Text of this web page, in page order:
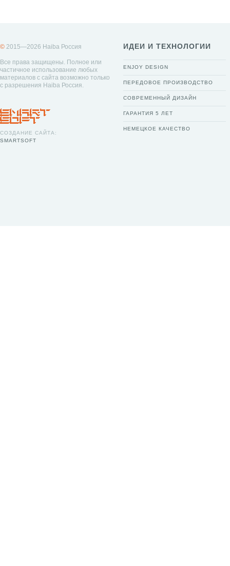
© 2015—2026 Haiba Россия
Все права защищены. Полное или
частичное использование любых
материалов с сайта возможно только
с разрешения Haiba Россия.
СОЗДАНИЕ САЙТА:
SMARTSOFT
ИДЕИ И ТЕХНОЛОГИИ
ENJOY DESIGN
ПЕРЕДОВОЕ ПРОИЗВОДСТВО
СОВРЕМЕННЫЙ ДИЗАЙН
ГАРАНТИЯ 5 ЛЕТ
НЕМЕЦКОЕ КАЧЕСТВО